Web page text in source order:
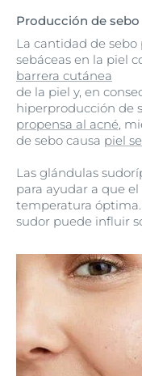
Producción de
La cantidad de
sebáceas en la piel
barrera cutánea
de la piel y, en
hiperproducción de
propensa al acné,
de sebo causa piel
Las glándulas
para ayudar a que
temperatura
sudor puede influir